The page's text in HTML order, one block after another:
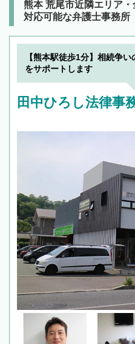
熊本 荒尾市近隣エリア
対応可能な弁護士事務所
【熊本駅徒歩1分】相続争
をサポートします
田中ひろし法律事